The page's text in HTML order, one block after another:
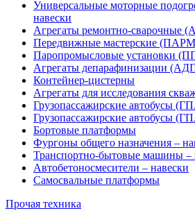
Универсальные моторные
навески
Агрегаты ремонтно-сварочные
Передвижные мастерские
Паропромысловые установки
Агрегаты депарафинизации
Контейнер-цистерны
Агрегаты для исследования
Грузопассажирские автобусы
Грузопассажирские автобусы
Бортовые платформы
Фургоны общего назначения –
Транспортно-бытовые машины –
Автобетоносмесители – навески
Самосвальные платформы
Прочая техника